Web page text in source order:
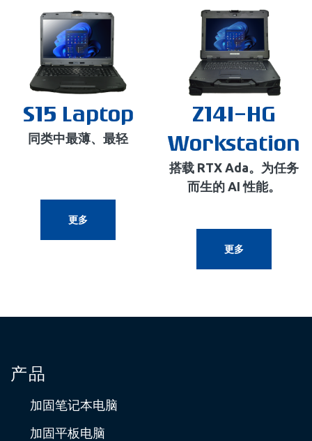
S15 Laptop
同类中最薄、最轻
更多
Z14I-HG
Workstation
搭载 RTX Ada。为任务
而生的 AI 性能。
更多
产品
加固笔记本电脑
加固平板电脑